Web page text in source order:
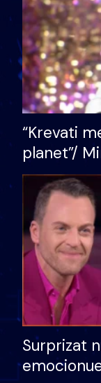
“Krevati
planet”/
bukura në
mungojë
Surprizat